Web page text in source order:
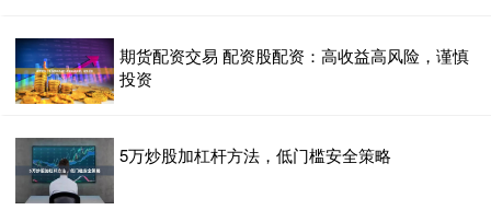
期货配资交易 配资股配资：高收益高风险，谨慎
投资
5万炒股加杠杆方法，低门槛安全策略